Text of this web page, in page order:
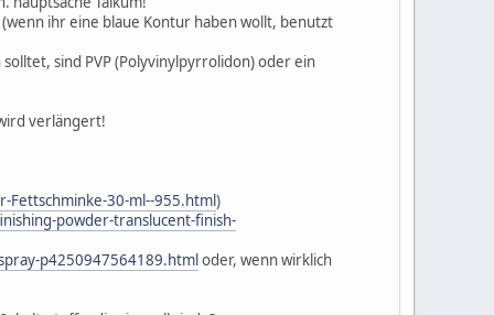
ihr eine blaue Kontur haben wollt, benutzt
sind PVP (Polyvinylpyrrolidon) oder ein
verlängert!
Fettschminke-30-ml--955.html)
powder-translucent-finish-
p4250947564189.htmloder, wenn wirklich